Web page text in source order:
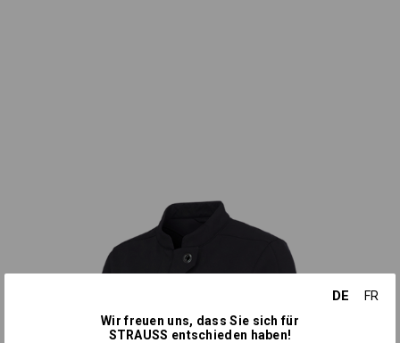
DE
FR
Wir freuen uns, dass Sie sich für
STRAUSS entschieden haben!